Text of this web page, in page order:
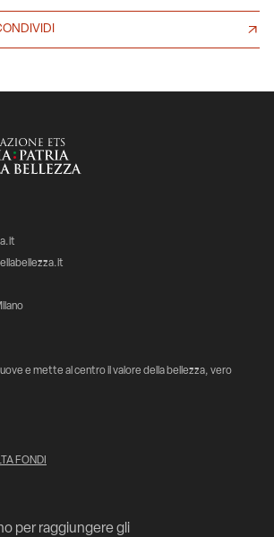
e mette al centro il valore della bellezza, vero
FONDI
per raggiungere gli